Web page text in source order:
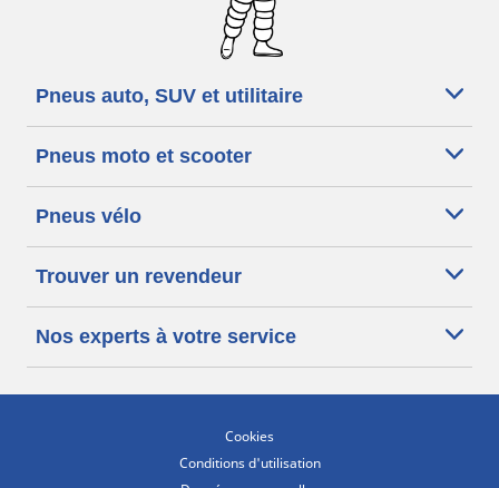
Pneus auto, SUV et utilitaire
Pneus moto et scooter
Pneus vélo
Trouver un revendeur
Nos experts à votre service
Cookies
Conditions d'utilisation